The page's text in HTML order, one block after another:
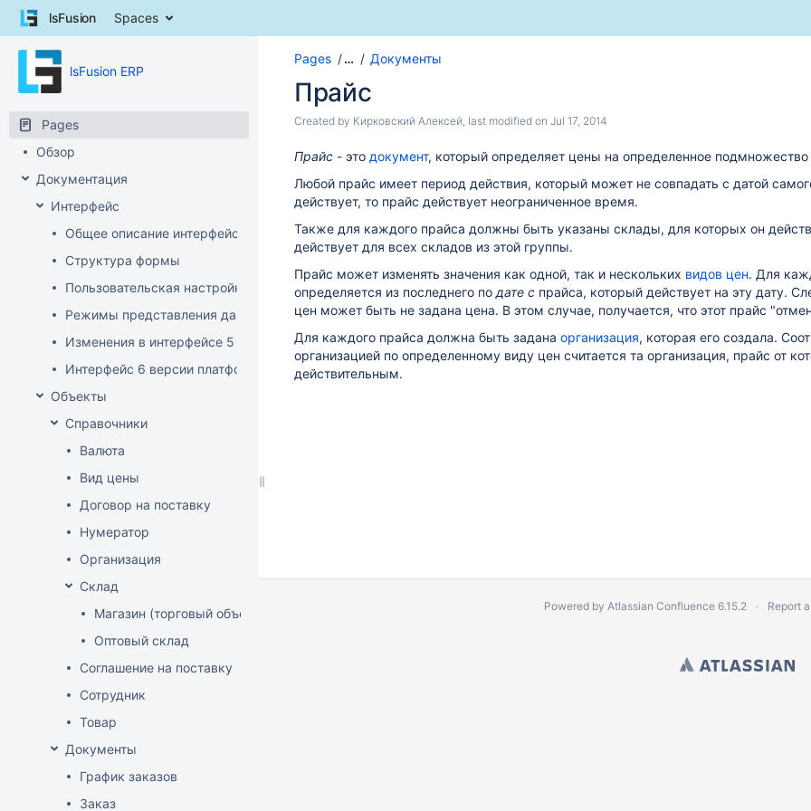
Skip
breadcrumbs
Skip
header
lsFusion Spaces
lsFusion ERP
Pages
Обзор
Документация
Интерфейс
Общее описание интерфейса клиента
Структура формы
Пользовательская настройка интерфейса
Режимы представления данных
Изменения в интерфейсе 5 версии платформы
Интерфейс 6 версии платформы
Объекты
Справочники
Валюта
Вид цены
Договор на поставку
Нумератор
Организация
Склад
Магазин (торговый объект)
Оптовый склад
Соглашение на поставку
Сотрудник
Товар
Документы
График заказов
Заказ
Pages … Документы
banner
banner
Прайс
Skip
end
of
metadata
Created by Кирковский Алексей, last modified on Jul 17, 2014
Go
start
of
metadata
Прайс - это документ, который определяет цены на определенное подмножество
Любой прайс имеет период действия, который может не совпадать с датой
действует, то прайс действует неограниченное время.
Также для каждого прайса должны быть указаны склады, для которых он
действует для всех складов из этой группы.
Прайс может изменять значения как одной, так и нескольких видов цен. Для
определяется из последнего по дате с прайса, который действует на эту дату.
цен может быть не задана цена. В этом случае, получается, что этот прайс
Для каждого прайса должна быть задана организация, которая его создала.
организацией по определенному виду цен считается та организация, прайс от
действительным.
Powered by Atlassian Confluence 6.15.2 Report